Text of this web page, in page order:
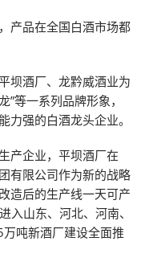
产品在全国白酒市场都
坝酒厂、龙黔威酒业为
”等一系列品牌形象，
力强的白酒龙头企业。
产企业，平坝酒厂在
有限公司作为新的战略
造后的生产线一天可产
入山东、河北、河南、
吨新酒厂建设全面推